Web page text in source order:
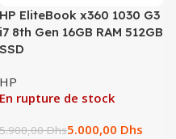
HP EliteBook x360 1030 G3
i7 8th Gen 16GB RAM 512GB
SSD
HP
En rupture de stock
5.900,00Dhs5.000,00 Dhs